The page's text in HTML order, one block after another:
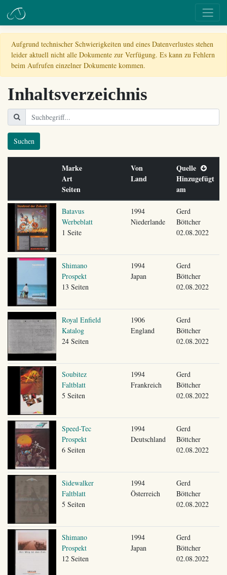
Aufgrund technischer Schwierigkeiten und eines Datenverlustes stehen
leider aktuell nicht alle Dokumente zur Verfügung. Es kann zu Fehlern
beim Aufrufen einzelner Dokumente kommen.
Inhaltsverzeichnis
Suchen
Marke
Art
Seiten
Von
Land
Quelle
Hinzugefügt
am
Batavus
Werbeblatt
1 Seite
1994
Niederlande
Gerd
Böttcher
02.08.2022
Shimano
Prospekt
13 Seiten
1994
Japan
Gerd
Böttcher
02.08.2022
Royal Enfield
Katalog
24 Seiten
1906
England
Gerd
Böttcher
02.08.2022
Soubitez
Faltblatt
5 Seiten
1994
Frankreich
Gerd
Böttcher
02.08.2022
Speed-Tec
Prospekt
6 Seiten
1994
Deutschland
Gerd
Böttcher
02.08.2022
Sidewalker
Faltblatt
5 Seiten
1994
Österreich
Gerd
Böttcher
02.08.2022
Shimano
Prospekt
12 Seiten
1994
Japan
Gerd
Böttcher
02.08.2022